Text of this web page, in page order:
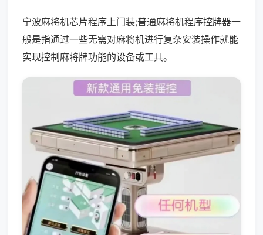
宁波麻将机芯片程序上门装;普通麻将机程序控牌器一
般是指通过一些无需对麻将机进行复杂安装操作就能
实现控制麻将牌功能的设备或工具。